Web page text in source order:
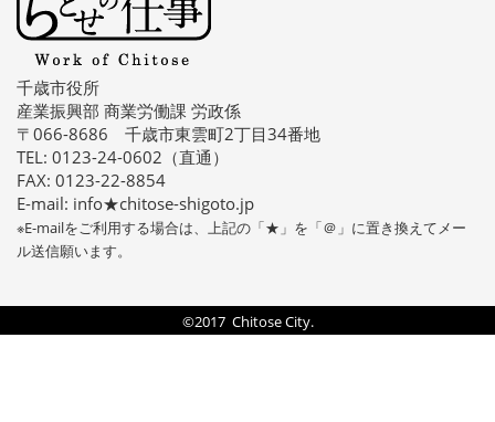
千歳市役所
産業振興部 商業労働課 労政係
〒066-8686 千歳市東雲町2丁目34番地
TEL: 0123-24-0602（直通）
FAX: 0123-22-8854
E-mail: info★chitose-shigoto.jp
※E-mailをご利用する場合は、上記の「★」を「＠」に置き換えてメー
ル送信願います。
©2017 Chitose City.